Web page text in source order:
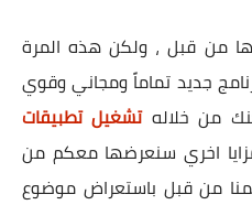
من قبل ، ولكن هذه المرة
جديد تماماً ومجاني وقوي
من خلالهتشغيل تطبيقات
اخري سنعرضها معكم من
من قبل باستعراض موضوع